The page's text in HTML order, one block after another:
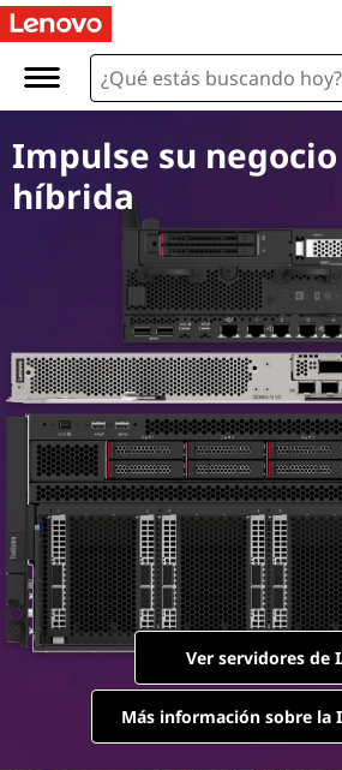
A
e
r
Impulse su
híbrida
Ver servidores de
Más información sobre la